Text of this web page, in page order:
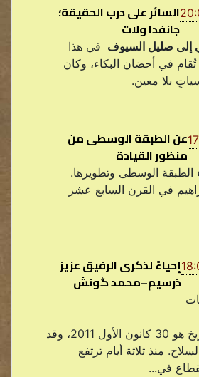
السائر على درب الحقيقة؛
جانفدا ولات
إلى صليل السيوف في هذا
في أحضان البكاء، وكان
بلا معين.
عن الطبقة الوسطى من
منظور القيادة
الطبقة الوسطى وتطويرها.
في القرن السابع عشر
إحياءً لذكرى الرفيق عزيز
دَرسيم–محمد گونش
التاريخ هو 30 كانون الأول 2011، وقد
منذ ثلاثة أيام ترتفع
في...